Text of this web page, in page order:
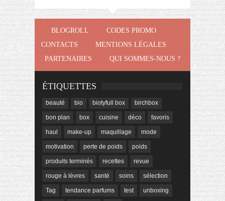
BLOGROLL
CODES PROMO
CONTACTS
MENTIONS LÉGALES
PARTENAIRES
QUI SOMMES-NOUS ?
ÉTIQUETTES
beauté bio biotyfull box birchbox
bon plan box cuisine déco favoris
haul make-up maquillage mode
motivation perte de poids poids
produits terminés recettes revue
rouge à lèvres santé soins sélection
Tag tendance parfums test unboxing